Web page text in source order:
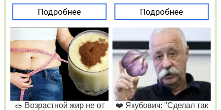
Подробнее Подробнее
🥗 Возрастной жир не от
❤️ Якубович: "Сделал так